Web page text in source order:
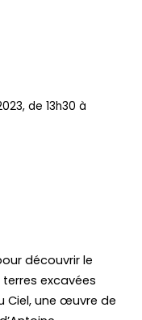
de 13h30 à
découvrir le
excavées
Ciel, une œuvre de